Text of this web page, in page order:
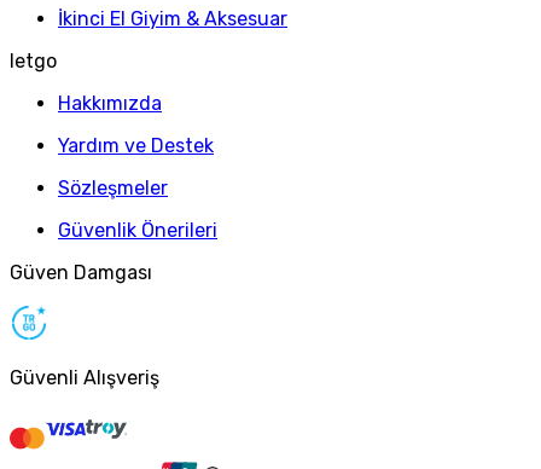
İkinci El Giyim & Aksesuar
letgo
Hakkımızda
Yardım ve Destek
Sözleşmeler
Güvenlik Önerileri
Güven Damgası
Güvenli Alışveriş